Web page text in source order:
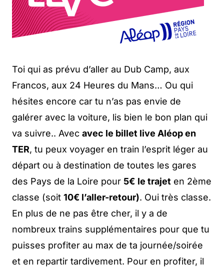
Toi qui as prévu d’aller au Dub Camp, aux
Francos, aux 24 Heures du Mans… Ou qui
hésites encore car tu n’as pas envie de
galérer avec la voiture, lis bien le bon plan qui
va suivre.. Avec avec le billet live Aléop en
TER, tu peux voyager en train l’esprit léger au
départ ou à destination de toutes les gares
des Pays de la Loire pour 5€ le trajet en 2ème
classe (soit 10€ l’aller-retour). Oui très classe.
En plus de ne pas être cher, il y a de
nombreux trains supplémentaires pour que tu
puisses profiter au max de ta journée/soirée
et en repartir tardivement. Pour en profiter, il